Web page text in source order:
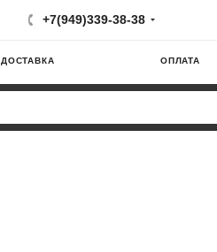
+7(949)339-38-38
ДОСТАВКА ОПЛАТА